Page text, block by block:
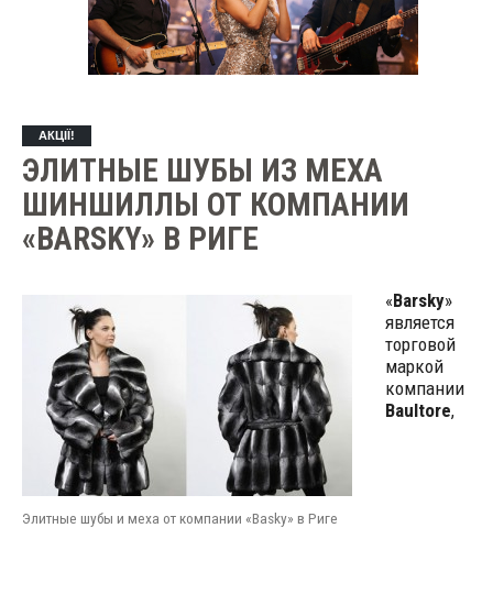
АКЦІЇ!
ЭЛИТНЫЕ ШУБЫ ИЗ МЕХА
ШИНШИЛЛЫ ОТ КОМПАНИИ
«BARSKY» В РИГЕ
Элитные шубы и меха от компании «Basky» в Риге
«Barsky»
является
торговой
маркой
компании
Baultore,